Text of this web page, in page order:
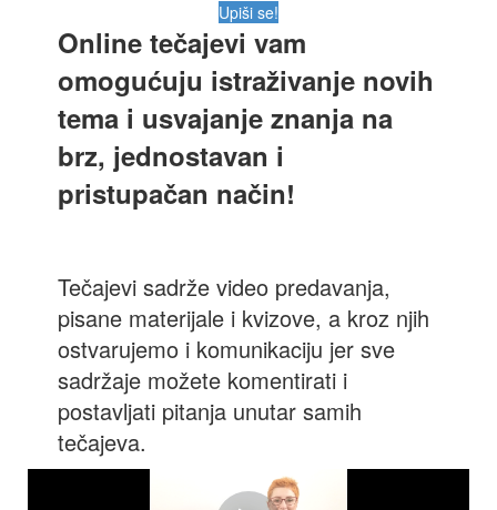
Upiši se!
Online tečajevi vam
omogućuju istraživanje novih
tema i usvajanje znanja na
brz, jednostavan i
pristupačan način!
Tečajevi sadrže video predavanja,
pisane materijale i kvizove, a kroz njih
ostvarujemo i komunikaciju jer sve
sadržaje možete komentirati i
postavljati pitanja unutar samih
tečajeva.